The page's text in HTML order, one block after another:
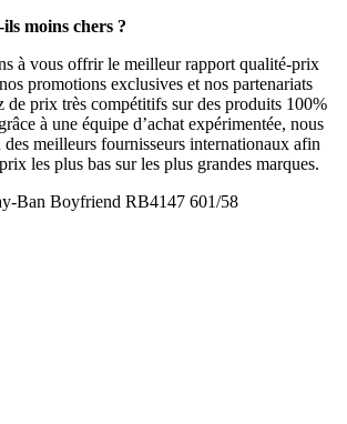
moins chers ?
à vous offrir le meilleur rapport qualité-prix
promotions exclusives et nos partenariats
de prix très compétitifs sur des produits 100%
à une équipe d’achat expérimentée, nous
des meilleurs fournisseurs internationaux afin
les plus bas sur les plus grandes marques.
Ban Boyfriend RB4147 601/58